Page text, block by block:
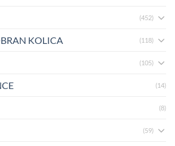
(452)
KOLICA (118)
(105)
(14)
(8)
(59)